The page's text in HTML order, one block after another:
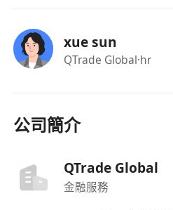
母公司QTrade核心優勢介紹：
技術優勢：母公司深耕金融
完整的自主知識產權體系。
自主知識產權，形成了較高
尖高校及科研機構，在自然
解、智能交互等領域擁有平
xue sun
QTrade Global·hr
公司簡介
QTrade Global
金融服務